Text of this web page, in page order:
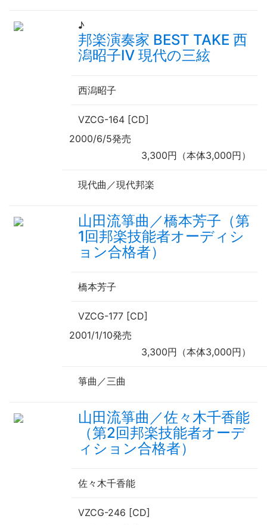
♪
邦楽演奏家 BEST TAKE 西
潟昭子Ⅳ 現代の三絃
西潟昭子
VZCG-164 [CD]
2000/6/5発売
3,300円（本体3,000円）
現代曲／現代邦楽
山田流箏曲／橋本芳子（第
1回邦楽技能者オーディシ
ョン合格者）
橋本芳子
VZCG-177 [CD]
2001/1/10発売
3,300円（本体3,000円）
箏曲／三曲
山田流箏曲／佐々木千香能
（第2回邦楽技能者オーデ
ィション合格者）
佐々木千香能
VZCG-246 [CD]